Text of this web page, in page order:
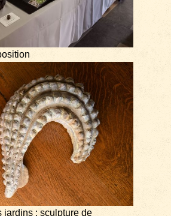
jardins : sculpture de